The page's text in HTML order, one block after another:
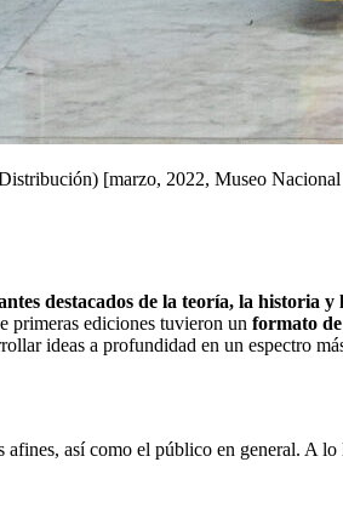
[marzo, 2022, Museo
destacados de la teoría, la historia
primeras ediciones tuvieron un formato
ideas a profundidad en un espectro
afines, así como el público en general. A lo